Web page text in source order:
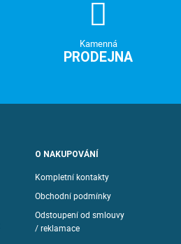
Kamenná
PRODEJNA
O NAKUPOVÁNÍ
Kompletní kontakty
Obchodní podmínky
Odstoupení od smlouvy
/ reklamace